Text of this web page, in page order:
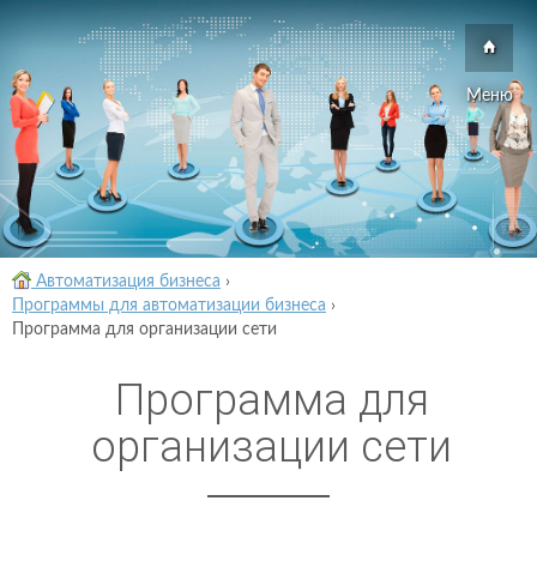
Меню
Автоматизация бизнеса ›
Программы для автоматизации бизнеса ›
Программа для организации сети
Программа для
организации сети